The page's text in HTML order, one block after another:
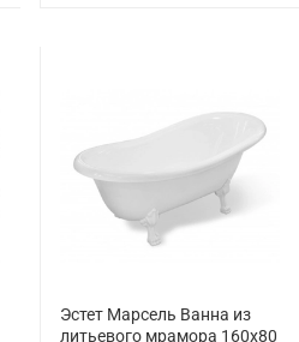
Эстет Марсель Ванна из
литьевого мрамора 160x80